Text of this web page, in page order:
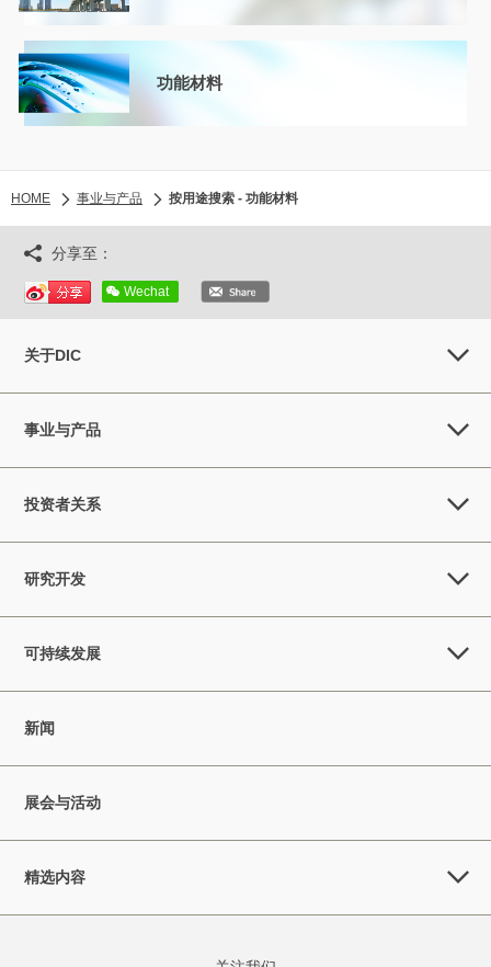
功能材料
HOME 事业与产品 按用途搜索 - 功能材料
分享至：
Wechat
关于DIC
事业与产品
投资者关系
研究开发
可持续发展
新闻
展会与活动
精选内容